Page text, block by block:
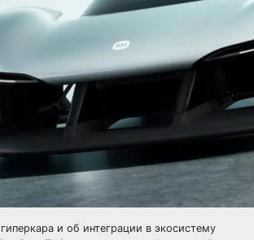
и об интеграции в экосистему